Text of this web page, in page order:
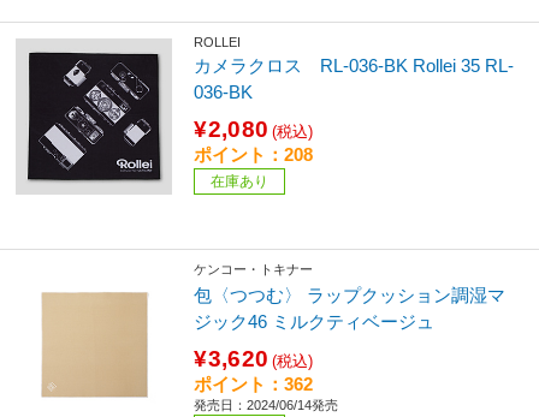
ROLLEI
カメラクロス RL-036-BK Rollei 35 RL-
036-BK
¥2,080 (税込)
ポイント：208
在庫あり
ケンコー・トキナー
包〈つつむ〉 ラップクッション調湿マ
ジック46 ミルクティベージュ
¥3,620 (税込)
ポイント：362
発売日：2024/06/14発売